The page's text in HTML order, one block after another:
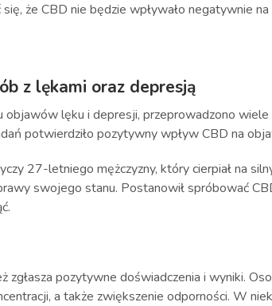
że CBD nie będzie wpływało negatywnie
z lękami oraz depresją
lęku i depresji, przeprowadzono
potwierdziło pozytywny wpływ CBD na
27-letniego mężczyzny, który cierpiał na
swojego stanu. Postanowił spróbować
pozytywne doświadczenia i wyniki.
a także zwiększenie odporności. W